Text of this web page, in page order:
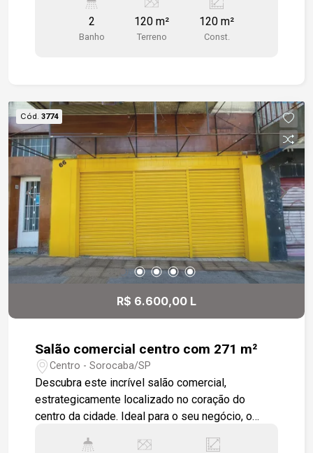
integrada, 2 wc e varanda, sendo um lance de
escada. Todo em piso cerâmico
2
Banho
120 m²
Terreno
120 m²
Const.
Cód. 3774
R$ 6.600,00 L
Salão comercial centro com 271 m²
Centro - Sorocaba/SP
Descubra este incrível salão comercial,
estrategicamente localizado no coração do
centro da cidade. Ideal para o seu negócio, o
banheiro, perfeito para o atendimento ao público.